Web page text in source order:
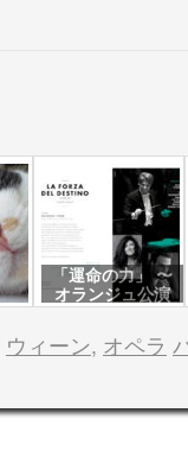
「運命の力」 〜
オランジュ公演
ウィーン, オペラ